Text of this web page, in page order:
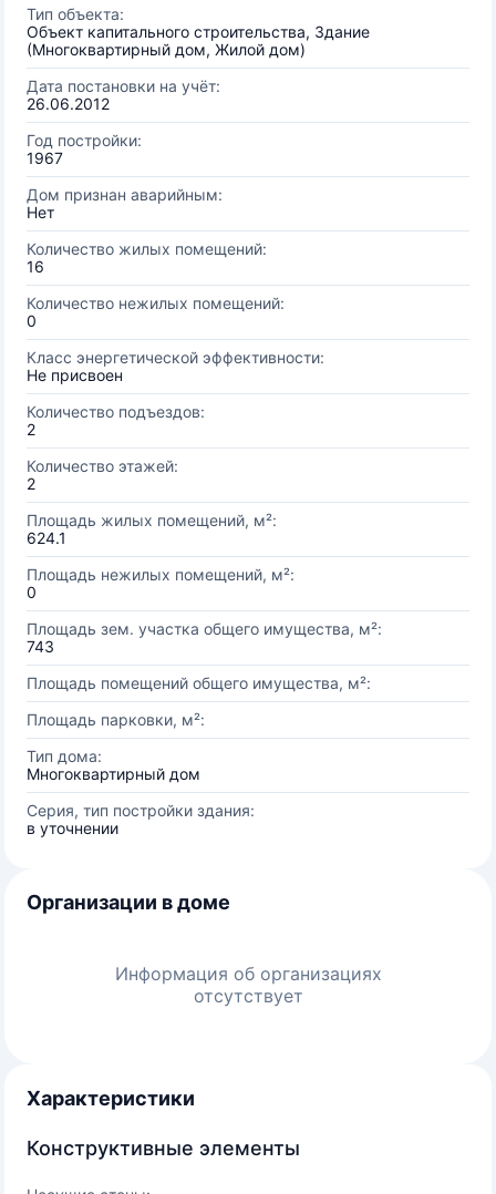
Тип объекта:
Объект капитального строительства, Здание
(Многоквартирный дом, Жилой дом)
Дата постановки на учёт:
26.06.2012
Год постройки:
1967
Дом признан аварийным:
Нет
Количество жилых помещений:
16
Количество нежилых помещений:
0
Класс энергетической эффективности:
Не присвоен
Количество подъездов:
2
Количество этажей:
2
Площадь жилых помещений, м²:
624.1
Площадь нежилых помещений, м²:
0
Площадь зем. участка общего имущества, м²:
743
Площадь помещений общего имущества, м²:
Площадь парковки, м²:
Тип дома:
Многоквартирный дом
Серия, тип постройки здания:
в уточнении
Организации в доме
Информация об организациях
отсутствует
Характеристики
Конструктивные элементы